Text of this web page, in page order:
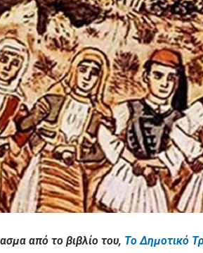
από το βιβλίο του, Το Δημοτικό